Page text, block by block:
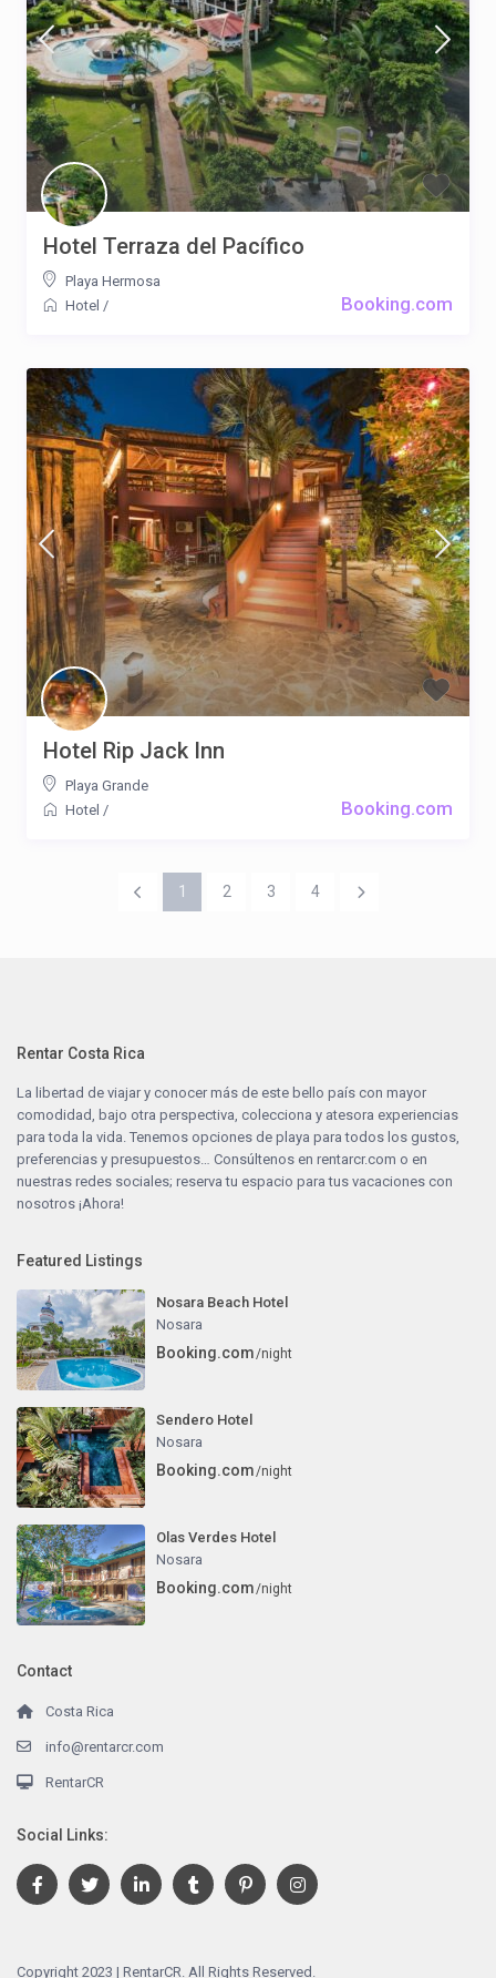
Booking.com
Hotel Terraza del Pacífico
Playa Hermosa
Hotel /
Booking.com
Hotel Rip Jack Inn
Playa Grande
Hotel /
1 2 3 4
Rentar Costa Rica
La libertad de viajar y conocer más de este bello país con mayor
comodidad, bajo otra perspectiva, colecciona y atesora experiencias
para toda la vida. Tenemos opciones de playa para todos los gustos,
preferencias y presupuestos… Consúltenos enrentarcr.com o en
nuestras redes sociales; reserva tu espacio para tus vacaciones con
nosotros ¡Ahora!
Featured Listings
Nosara Beach Hotel
Nosara
Booking.com/night
Sendero Hotel
Nosara
Booking.com/night
Olas Verdes Hotel
Nosara
Booking.com/night
Contact
Costa Rica
info@rentarcr.com
RentarCR
Social Links:
Copyright 2023 | RentarCR. All Rights Reserved.